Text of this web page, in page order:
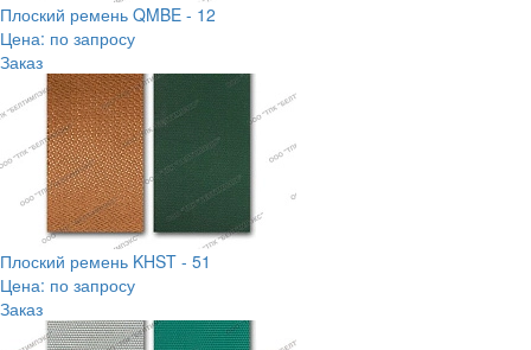
Плоский ремень QMBE - 12
Цена: по запросу
Заказ
Плоский ремень KHST - 51
Цена: по запросу
Заказ